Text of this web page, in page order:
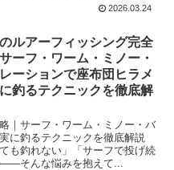
2026.03.24
ルアーフィッシング完全
ーフ・ワーム・ミノー・
ーションで座布団ヒラメ
釣るテクニックを徹底解
｜サーフ・ワーム・ミノー・バ
に釣るテクニックを徹底解説
も釣れない」「サーフで投げ続
そんな悩みを抱えて...